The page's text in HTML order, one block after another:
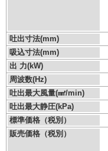
吐出寸法(mm)
吸込寸法(mm)
出 力(kW)
周波数(Hz)
吐出最大風量(㎣/min)
吐出最大静圧(kPa)
標準価格（税別）
販売価格（税別）